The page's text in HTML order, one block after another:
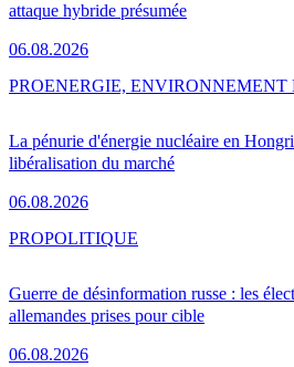
attaque hybride présumée
06.08.2026
La pénurie d'énergie nucléaire en
libéralisation du marché
06.08.2026
PROENERGIE, ENVIRONNEMENT
Guerre de désinformation russe : les
allemandes prises pour cible
06.08.2026
PROPOLITIQUE